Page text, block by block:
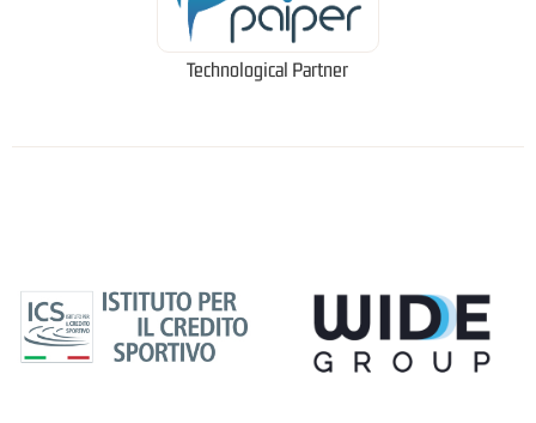
Technological Partner